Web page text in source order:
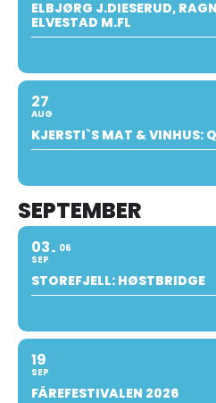
ELBJØRG J.DIESERUD,
ELVESTAD M.FL
27
AUG
KJERSTI`S MAT & VINHUS:
SEPTEMBER
03
SEP
06
STOREFJELL: HØSTBRIDGE
19
SEP
FÅREFESTIVALEN 2026